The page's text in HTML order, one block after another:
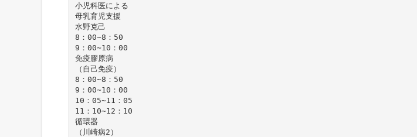
小児科医による
母乳育児支援
水野克己
8：00∼8：50
9：00∼10：00
免疫膠原病
（自己免疫）
8：00∼8：50
9：00∼10：00
10：05∼11：05
11：10∼12：10
循環器
（川崎病2）